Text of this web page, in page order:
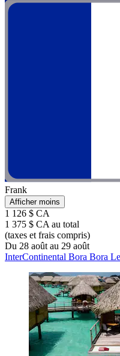
Frank
Afficher moins
1 126 $ CA
1 375 $ CA au total
(taxes et frais compris)
Du 28 août au 29 août
InterContinental Bora Bora